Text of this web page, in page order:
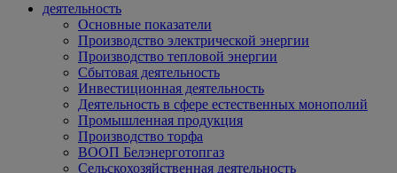
деятельность
Основные показатели
Производство электрической энергии
Производство тепловой энергии
Сбытовая деятельность
Инвестиционная деятельность
Деятельность в сфере естественных монополий
Промышленная продукция
Производство торфа
ВООП Белэнерготопгаз
Сельскохозяйственная деятельность